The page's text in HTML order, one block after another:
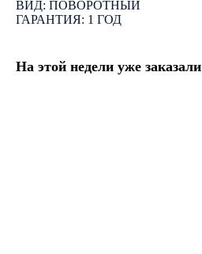
ВИД: ПОВОРОТНЫЙ
ГАРАНТИЯ: 1 ГОД
На этой недели уже заказали